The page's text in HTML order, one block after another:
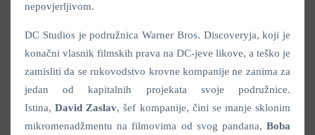
nepovjerljivom.
DC Studios je podružnica Warner Bros. Discoveryja, koji je
konačni vlasnik filmskih prava na DC-jeve likove, a teško je
zamisliti da se rukovodstvo krovne kompanije ne zanima za
jedan od kapitalnih projekata svoje podružnice.
Istina,David Zaslav, šef kompanije, čini se manje sklonim
mikromenadžmentu na filmovima od svog pandana, Boba